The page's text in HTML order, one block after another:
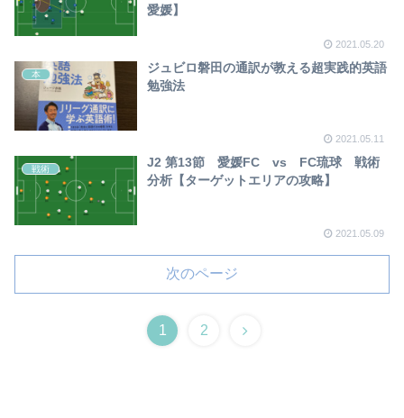
愛媛】
2021.05.20
本
ジュビロ磐田の通訳が教える超実践的英語
勉強法
2021.05.11
戦術
J2 第13節 愛媛FC vs FC琉球 戦術
分析【ターゲットエリアの攻略】
2021.05.09
次のページ
1 2